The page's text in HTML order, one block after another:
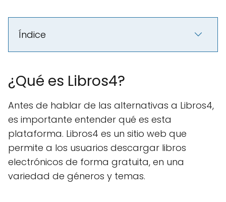
Índice
¿Qué es Libros4?
Antes de hablar de las alternativas a Libros4,
es importante entender qué es esta
plataforma. Libros4 es un sitio web que
permite a los usuarios descargar libros
electrónicos de forma gratuita, en una
variedad de géneros y temas.